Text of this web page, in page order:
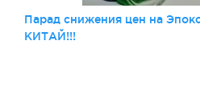
Парад снижения цен на
КИТАЙ!!!